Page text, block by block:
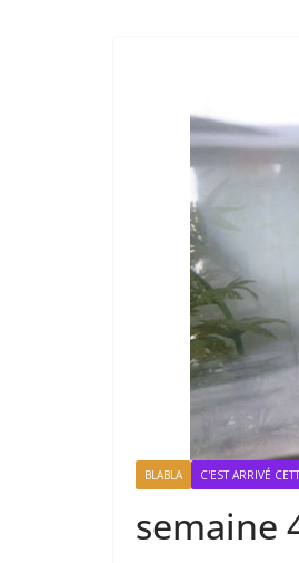
BLABLA C'EST ARRIVÉ
semaine